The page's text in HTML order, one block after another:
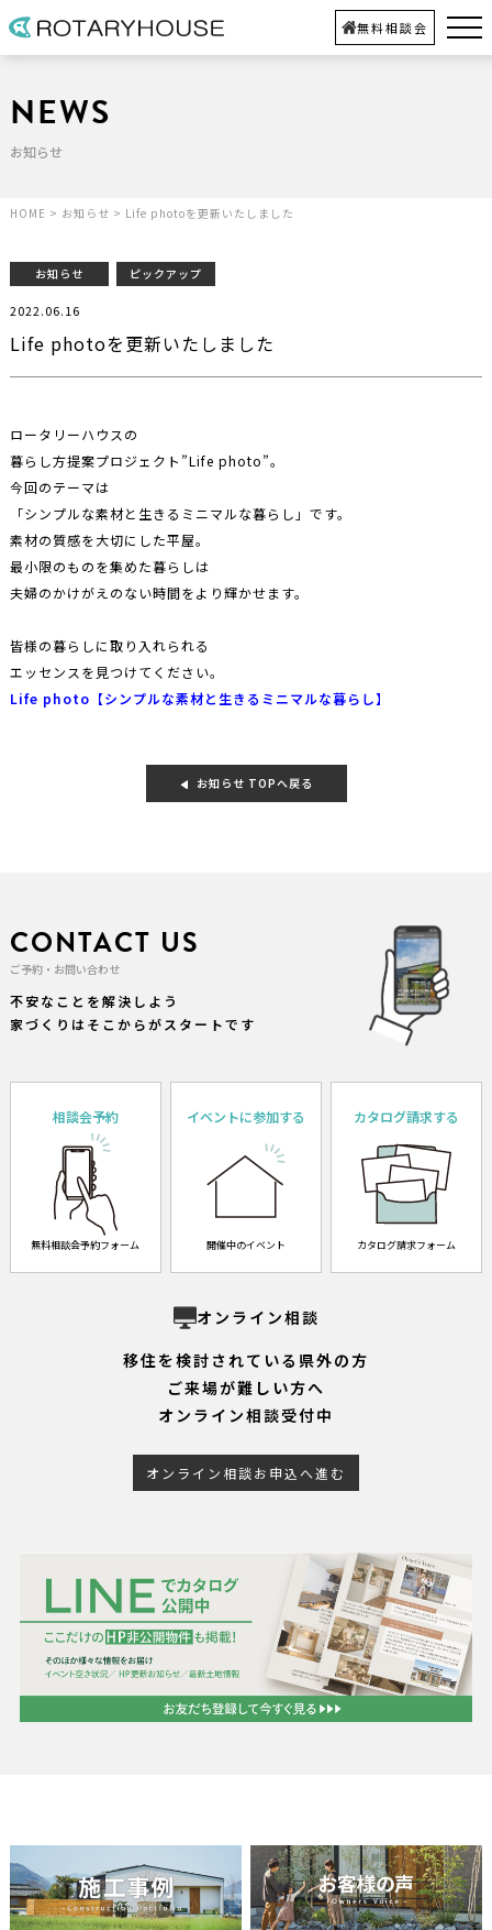
無料相談会
NEWS
お知らせ
HOME > お知らせ > Life photoを更新いたしました
お知らせ ピックアップ
Life photoを更新いたしました
2022.06.16
ロータリーハウスの
暮らし方提案プロジェクト”Life photo”。
今回のテーマは
「シンプルな素材と生きるミニマルな暮らし」です。
素材の質感を大切にした平屋。
最小限のものを集めた暮らしは
夫婦のかけがえのない時間をより輝かせます。
皆様の暮らしに取り入れられる
エッセンスを見つけてください。
Life photo【シンプルな素材と生きるミニマルな暮らし】
お知らせ TOPへ戻る
CONTACT US
ご予約・お問い合わせ
不安なことを解決しよう
家づくりはそこからがスタートです
相談会予約
無料相談会予約フォーム
イベントに参加する
開催中のイベント
カタログ請求する
カタログ請求フォーム
オンライン相談
移住を検討されている県外の方
ご来場が難しい方へ
オンライン相談受付中
オンライン相談お申込へ進む